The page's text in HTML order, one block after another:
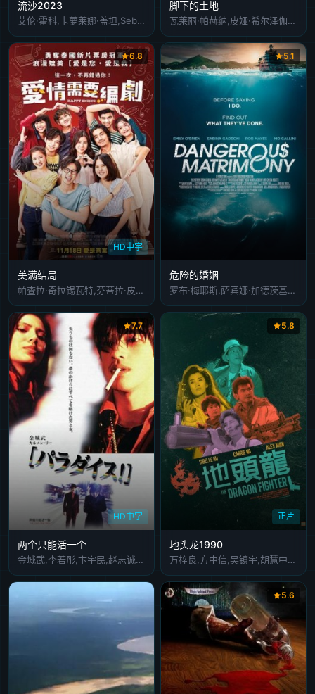
流沙2023
艾伦·霍科,卡萝莱娜·盖坦,Sebastian Eslava
脚下的土地
瓦莱丽·帕赫纳,皮娅·希尔泽伽,玛维·哈比格,蜜雪儿·巴特尔,马克·本雅明,多米尼克·马库斯·辛格,梅奥·沃尔夫,阿克塞尔·西希洛夫斯基,阿克塞尔·旺克,玛蒂娜·艾特纳-阿奇姆彭,苏珊·阿普勒杰
HD中字
6.8
美满结局
帕查拉·奇拉锡瓦特,芬蒂拉·皮皮亚克隆,塔纳·罗坤宋巴,苼楠塔茬·塔纳潘披散,纳特·奇查理,艾丝特·苏普莉拉,瓦奇拉维·让维瓦,邦沙敦·宗威拉克,萨尼·乌托玛,Darisa,Karnpoj,Purewarin,Kosiriwalanon,Achira,Panpoom,Warapun,Nguitragool
5.1
危险的婚姻
罗布·梅耶斯,萨宾娜·加德茨基,艾米丽·奥布莱恩
HD中字
7.7
两个只能活一个
金城武,李若彤,卞宇民,赵志诚,蔡枫华,林雪,李道谕,王均康
正片
5.8
地头龙1990
万梓良,方中信,吴镇宇,胡慧中,吴家丽,西协美智子,高雄,欧瑞伟 Jimmy Au Siu Wai,沈威,江全,蔡国强,王志学,郭彼得,张兆,金兴贤,田青,何子满 Chi Man Ho,何赛舟 Choi-Chow Hoh
5.6